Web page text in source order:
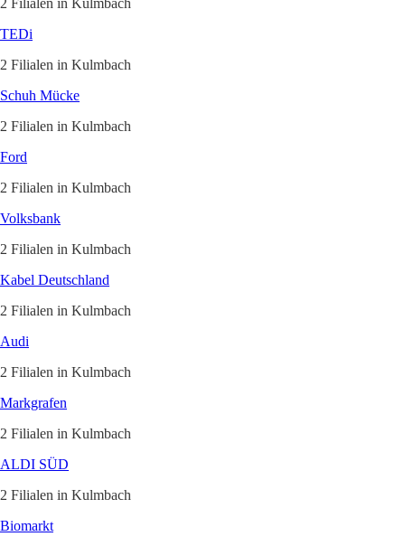
TEDi
2 Filialen in Kulmbach
Schuh Mücke
2 Filialen in Kulmbach
Ford
2 Filialen in Kulmbach
Volksbank
2 Filialen in Kulmbach
Kabel Deutschland
2 Filialen in Kulmbach
Audi
2 Filialen in Kulmbach
Markgrafen
2 Filialen in Kulmbach
ALDI SÜD
2 Filialen in Kulmbach
Biomarkt